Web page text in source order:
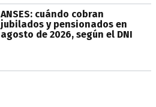
ANSES: cuándo cobran
jubilados y pensionados en
agosto de 2026, según el DNI